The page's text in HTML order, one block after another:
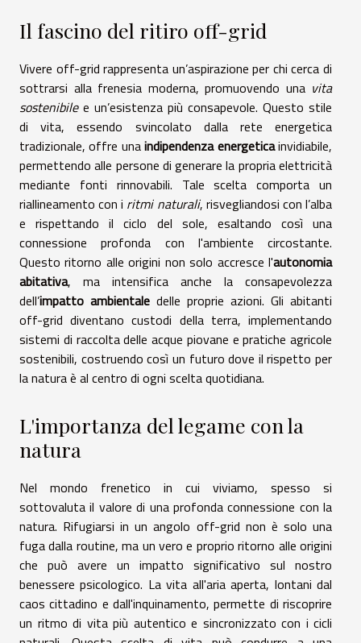
Il fascino del ritiro off-grid
Vivere off-grid rappresenta un’aspirazione per chi cerca di
sottrarsi alla frenesia moderna, promuovendo una vita
sostenibilee un’esistenza più consapevole. Questo stile
di vita, essendo svincolato dalla rete energetica
tradizionale, offre unaindipendenza energeticainvidiabile,
permettendo alle persone di generare la propria elettricità
mediante fonti rinnovabili. Tale scelta comporta un
riallineamento con i ritmi naturali, risvegliandosi con l’alba
e rispettando il ciclo del sole, esaltando così una
connessione profonda con l'ambiente circostante.
Questo ritorno alle origini non solo accresce l'autonomia
abitativa, ma intensifica anche la consapevolezza
dell’impatto ambientale delle proprie azioni. Gli abitanti
off-grid diventano custodi della terra, implementando
sistemi di raccolta delle acque piovane e pratiche agricole
sostenibili, costruendo così un futuro dove il rispetto per
la natura è al centro di ogni scelta quotidiana.
L'importanza del legame con la
natura
Nel mondo frenetico in cui viviamo, spesso si
sottovaluta il valore di una profonda connessione con la
natura. Rifugiarsi in un angolo off-grid non è solo una
fuga dalla routine, ma un vero e proprio ritorno alle origini
che può avere un impatto significativo sul nostro
benessere psicologico. La vita all'aria aperta, lontani dal
caos cittadino e dall'inquinamento, permette di riscoprire
un ritmo di vita più autentico e sincronizzato con i cicli